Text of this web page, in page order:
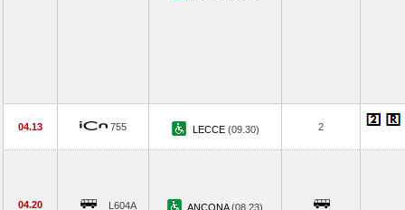
04.13 755 LECCE (09.30) 2
04.20 L604A ANCONA(08.23)